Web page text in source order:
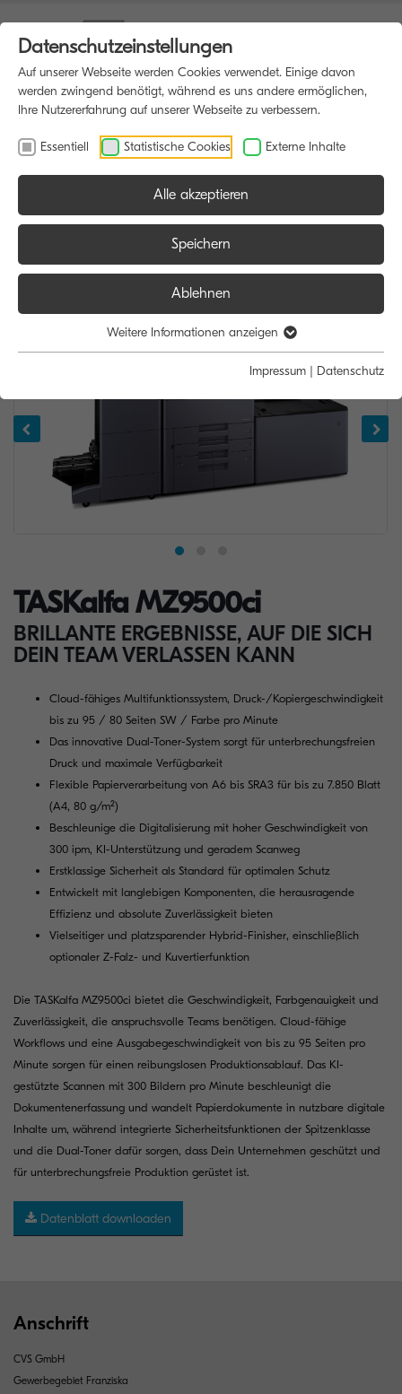
TASKalfa MZ9500ci
BRILLANTE ERGEBNISSE, AUF DIE SICH
DEIN TEAM VERLASSEN KANN
Cloud-fähiges Multifunktionssystem, Druck-/Kopiergeschwindigkeit
bis zu 95 / 80 Seiten SW / Farbe pro Minute
Das innovative Dual-Toner-System sorgt für unterbrechungsfreien
Druck und maximale Verfügbarkeit
Flexible Papierverarbeitung von A6 bis SRA3 für bis zu 7.850 Blatt
(A4, 80 g/m²)
Beschleunige die Digitalisierung mit hoher Geschwindigkeit von
300 ipm, KI-Unterstützung und geradem Scanweg
Erstklassige Sicherheit als Standard für optimalen Schutz
Entwickelt mit langlebigen Komponenten, die herausragende
Effizienz und absolute Zuverlässigkeit bieten
Vielseitiger und platzsparender Hybrid-Finisher, einschließlich
optionaler Z-Falz- und Kuvertierfunktion
Die TASKalfa MZ9500ci bietet die Geschwindigkeit, Farbgenauigkeit und
Zuverlässigkeit, die anspruchsvolle Teams benötigen. Cloud-fähige
Workflows und eine Ausgabegeschwindigkeit von bis zu 95 Seiten pro
Minute sorgen für einen reibungslosen Produktionsablauf. Das KI-
gestützte Scannen mit 300 Bildern pro Minute beschleunigt die
Dokumentenerfassung und wandelt Papierdokumente in nutzbare digitale
Inhalte um, während integrierte Sicherheitsfunktionen der Spitzenklasse
und die Dual-Toner dafür sorgen, dass Dein Unternehmen geschützt und
für unterbrechungsfreie Produktion gerüstet ist.
Datenblatt downloaden
Anschrift
CVS GmbH
Gewerbegebiet Franziska
Datenschutzeinstellungen
Auf unserer Webseite werden Cookies verwendet. Einige davon
werden zwingend benötigt, während es uns andere ermöglichen,
Ihre Nutzererfahrung auf unserer Webseite zu verbessern.
Essentiell Statistische Cookies Externe Inhalte
Alle akzeptieren
Speichern
Ablehnen
Weitere Informationen anzeigen
Impressum | Datenschutz